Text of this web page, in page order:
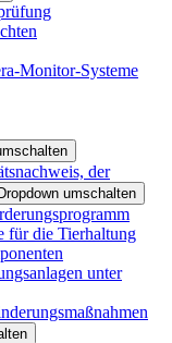
Monitor-Systeme
der
umschalten
für die Tierhaltung
unter